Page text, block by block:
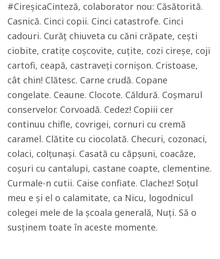
#CireșicaCinteză, colaborator nou: Căsătorită.
Casnică. Cinci copii. Cinci catastrofe. Cinci
cadouri. Curăț chiuveta cu căni crăpate, cești
ciobite, cratițe coșcovite, cuțite, cozi cireșe, coji
cartofi, ceapă, castraveți cornișon. Cristoase,
cât chin! Clătesc. Carne crudă. Copane
congelate. Ceaune. Clocote. Căldură. Coșmarul
conservelor. Corvoadă. Cedez! Copiii cer
continuu chifle, covrigei, cornuri cu cremă
caramel. Clătite cu ciocolată. Checuri, cozonaci,
colaci, colțunași. Casată cu căpșuni, coacăze,
coșuri cu cantalupi, castane coapte, clementine.
Curmale-n cutii. Caise confiate. Clachez! Soțul
meu e și el o calamitate, ca Nicu, logodnicul
colegei mele de la școala generală, Nuți. Să o
susținem toate în aceste momente.